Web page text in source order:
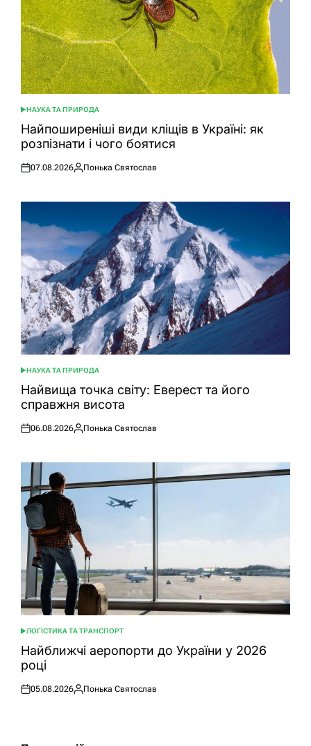
ОПУБЛІКУВАТИ
У
НАУКА ТА ПРИРОДА
Найпоширеніші види кліщів в Україні: як
розпізнати і чого боятися
Оприлюднено
07.08.2026
Опубліковано
Понька Святослав
ОПУБЛІКУВАТИ
У
НАУКА ТА ПРИРОДА
Найвища точка світу: Еверест та його
справжня висота
Оприлюднено
06.08.2026
Опубліковано
Понька Святослав
ОПУБЛІКУВАТИ
У
ЛОГІСТИКА ТА ТРАНСПОРТ
Найближчі аеропорти до України у 2026
році
Оприлюднено
05.08.2026
Опубліковано
Понька Святослав